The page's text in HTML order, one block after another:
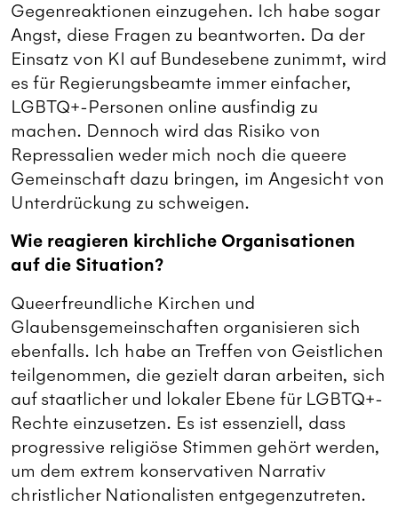
Gegenreaktionen einzugehen. Ich habe sogar
Angst, diese Fragen zu beantworten. Da der
Einsatz von KI auf Bundesebene zunimmt, wird
es für Regierungsbeamte immer einfacher,
LGBTQ+-Personen online ausfindig zu
machen. Dennoch wird das Risiko von
Repressalien weder mich noch die queere
Gemeinschaft dazu bringen, im Angesicht von
Unterdrückung zu schweigen.
Wie reagieren kirchliche Organisationen
auf die Situation?
Queerfreundliche Kirchen und
Glaubensgemeinschaften organisieren sich
ebenfalls. Ich habe an Treffen von Geistlichen
teilgenommen, die gezielt daran arbeiten, sich
auf staatlicher und lokaler Ebene für LGBTQ+-
Rechte einzusetzen. Es ist essenziell, dass
progressive religiöse Stimmen gehört werden,
um dem extrem konservativen Narrativ
christlicher Nationalisten entgegenzutreten.